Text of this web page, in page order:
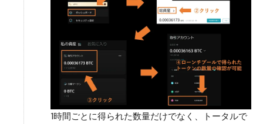
1時間ごとに得られた数量だけでなく、トータルで